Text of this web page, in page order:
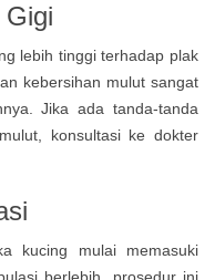
lebih tinggi terhadap plak
kebersihan mulut sangat
Jika ada tanda-tanda
konsultasi ke dokter
kucing mulai memasuki